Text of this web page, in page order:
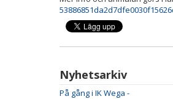
Nyhetsarkiv
På gång i IK Wega -